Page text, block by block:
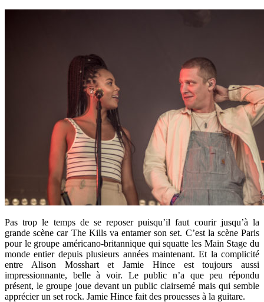
Pas trop le temps de se reposer puisqu’il faut courir jusqu’à la
grande scène car The Kills va entamer son set. C’est la scène Paris
pour le groupe américano-britannique qui squatte les Main Stage du
monde entier depuis plusieurs années maintenant. Et la complicité
entre Alison Mosshart et Jamie Hince est toujours aussi
impressionnante, belle à voir. Le public n’a que peu répondu
présent, le groupe joue devant un public clairsemé mais qui semble
apprécier un set rock. Jamie Hince fait des prouesses à la guitare.